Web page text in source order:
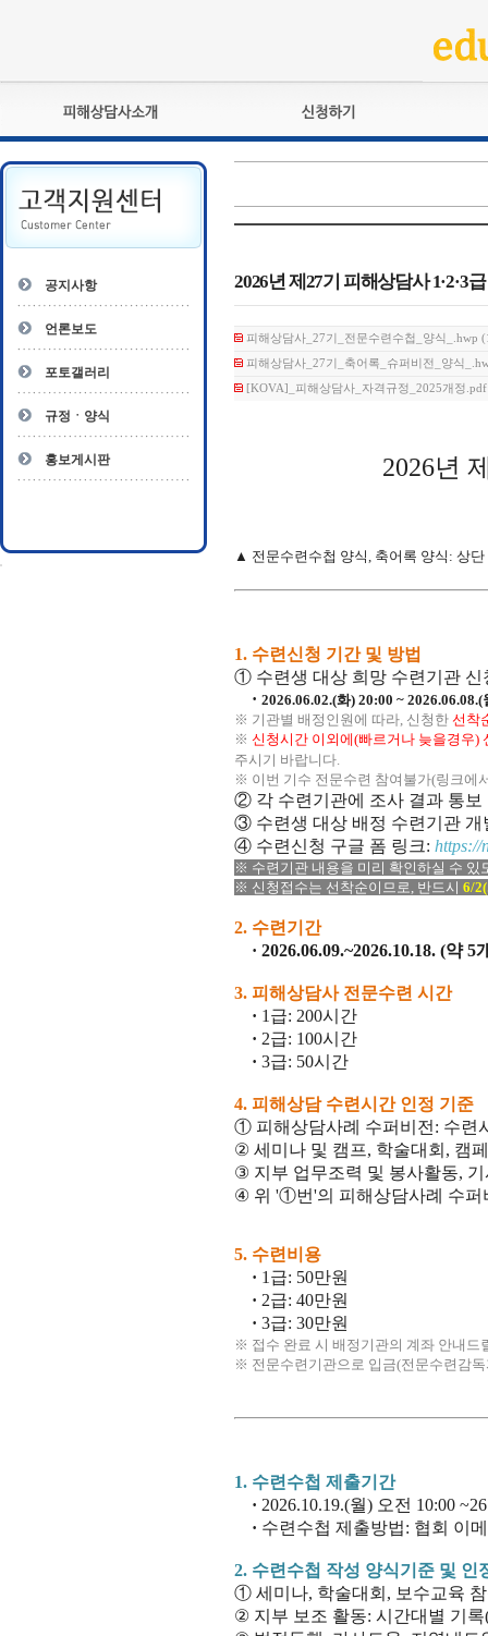
피해상담사란?
자격관리규정
상담사 자격증 확인
- 피해상담사 1급
- 전문수련감독자
- 전문수련기관
교육훈련
자격복원
공지사항
언론보도
포토갤러리
규정ㆍ양식
홍보게시판
2026년 제27기 피해상담사 1·2·3
피해상담사_27기_전문수련수첩_양식_.hwp
피해상담사_27기_축어록_슈퍼비전_양식
[KOVA]_피해상담사_자격규정_2025개정
2026년
▲ 전문수련수첩 양식, 축어록 양식: 상
1. 수련신청 기간 및 방법
① 수련생 대상 희망 수련기관 신
· 2026.06.02.(화) 20:00 ~ 2026.06.08.(
※ 기관별 배정인원에 따라, 신청한 선착
※ 신청시간 이외에(빠르거나 늦을경우)
주시기 바랍니다.
※ 이번 기수 전문수련 참여불가(링크에
② 각 수련기관에 조사 결과 통보
③ 수련생 대상 배정 수련기관 개
④ 수련신청 구글 폼 링크: https://
※ 수련기관 내용을 미리 확인하실 수 있
※ 신청접수는 선착순이므로, 반드시 6/
2. 수련기간
· 2026.06.09.~2026.10.18. (약 5
3. 피해상담사 전문수련 시간
· 1급: 200시간
· 2급: 100시간
· 3급: 50시간
4. 피해상담 수련시간 인정 기준
① 피해상담사례 수퍼비전: 수련
② 세미나 및 캠프, 학술대회 , 캠
③ 지부 업무조력 및 봉사활동,
④ 위 '①번'의 피해상담사례 수
5. 수련비용
· 1급: 50만원
· 2급: 40만원
· 3급: 30만원
※ 접수 완료 시 배정기관의 계좌 안내드
※ 전문수련기관으로 입금(전문수련감
1. 수련수첩 제출기간
· 2026.10.19.(월) 오전 10:00
· 수련수첩 제출방법: 협회 이
2. 수련수첩 작성 양식기준 및 인
① 세미나, 학술대회 , 보수교육
② 지부 보조 활동: 시간대별 기록